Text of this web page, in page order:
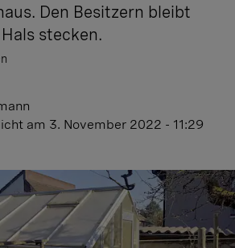
Den Besitzern bleibt
stecken.
am 3. November 2022 - 11:29